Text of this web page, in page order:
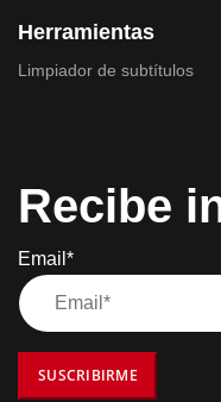
Herramientas
Limpiador de subtítulos
Recibe
Email*
SUSCRIBIRME